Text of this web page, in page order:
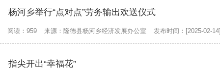
杨河乡举行“点对点”劳务输出欢送仪式
阅读：959 来源：隆德县杨河乡经济发展办公室 发布时间：[2025-02-
指尖开出“幸福花”